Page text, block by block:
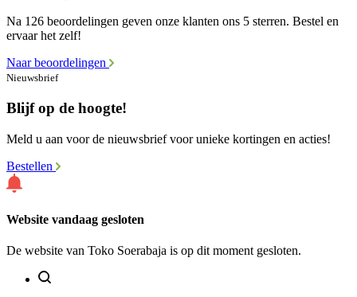
Na 126 beoordelingen geven onze klanten ons 5 sterren. Bestel en
ervaar het zelf!
Naar beoordelingen
Nieuwsbrief
Blijf op de hoogte!
Meld u aan voor de nieuwsbrief voor unieke kortingen en acties!
Bestellen
Website vandaag gesloten
De website van Toko Soerabaja is op dit moment gesloten.